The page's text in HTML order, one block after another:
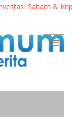
Saham & Kripto